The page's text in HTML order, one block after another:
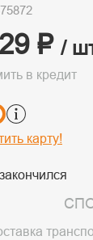
₽ /
в кредит
карту!